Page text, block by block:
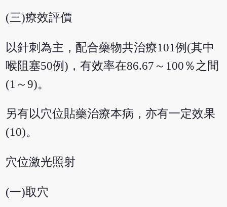
(三)療效評價
以針刺為主，配合藥物共治療101例(其中
喉阻塞50例)，有效率在86.67～100％之間
(1～9)。
另有以穴位貼藥治療本病，亦有一定效果
(10)。
穴位激光照射
(一)取穴